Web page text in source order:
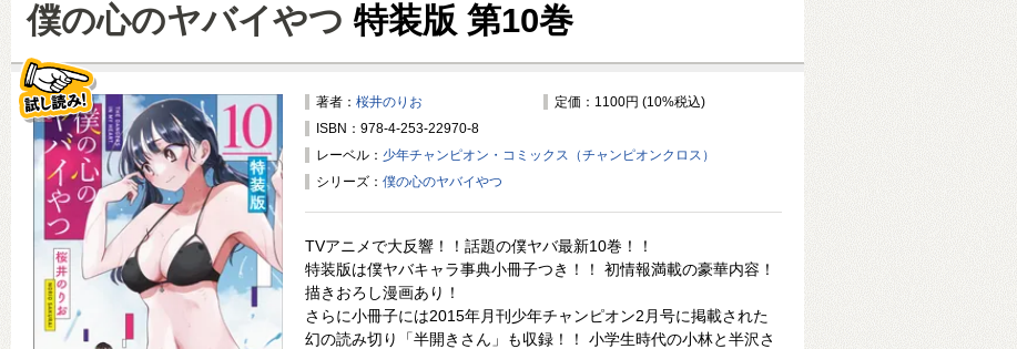
僕の心のヤバイやつ 特装版 第10巻
著者： 桜井のりお
定価：1100円 (10%税込)
ISBN：978-4-253-22970-8
レーベル： 少年チャンピオン・コミックス（チャンピオンクロス）
シリーズ： 僕の心のヤバイやつ
TVアニメで大反響！！話題の僕ヤバ最新10巻！！
特装版は僕ヤバキャラ事典小冊子つき！！ 初情報満載の豪華内容！
描きおろし漫画あり！
さらに小冊子には2015年月刊少年チャンピオン2月号に掲載された
幻の読み切り「半開きさん」も収録！！ 小学生時代の小林と半沢さ
試し読み！